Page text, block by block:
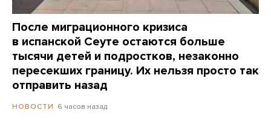
После миграционного кризиса
в испанской Сеуте остаются больше
тысячи детей и подростков, незаконно
пересекших границу. Их нельзя просто так
отправить назад
НОВОСТИ 6 часов назад